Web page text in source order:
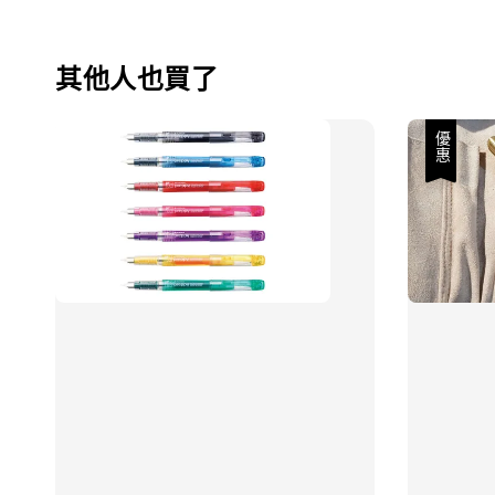
其他人也買了
優惠